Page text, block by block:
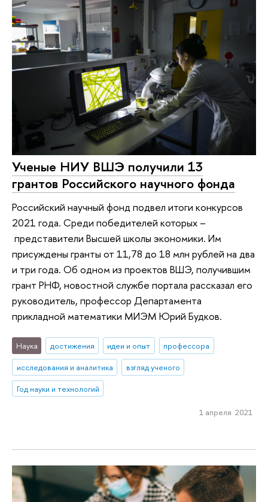
Ученые НИУ ВШЭ получили 13
грантов Российского научного фонда
Российский научный фонд подвел итоги конкурсов
2021 года. Среди победителей которых –
представители Высшей школы экономики. Им
присуждены гранты от 11,78 до 18 млн рублей на два
и три года. Об одном из проектов ВШЭ, получившим
грант РНФ, новостной службе портала рассказал его
руководитель, профессор Департамента
прикладной математики МИЭМ Юрий Будков.
Наука достижения идеи и опыт
профессора
исследования и аналитика
взгляд ученого
Год науки и технологий
1 апреля 2021